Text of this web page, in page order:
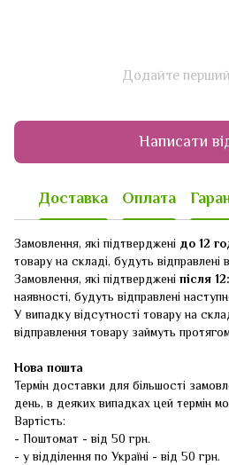
Додайте перший
Написати
Доставка Оплата
Замовлення, які підтверджені до 12
товару на складі, будуть відправлені
Замовлення, які підтверджені після
наявності, будуть відправлені
У випадку відсутності товару на
відправлення товару займуть
Нова пошта
Термін доставки для більшості
день, в деяких випадках цей термін
Вартість:
- Поштомат - від 50 грн.
- у відділення по Україні - від 50 грн.